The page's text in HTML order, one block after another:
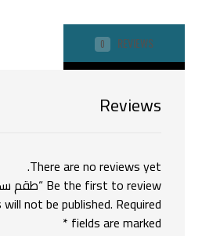
REVIEWS
0
Reviews
There are no reviews yet.
Be the first to review “طقم سكاكين باص 8 قطع”
not be published. Required
fields are marked
*